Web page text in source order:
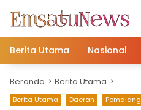
konten
Berita Utama
Nasional
Beranda Berita Utama
Berita Utama Daerah Pemalang